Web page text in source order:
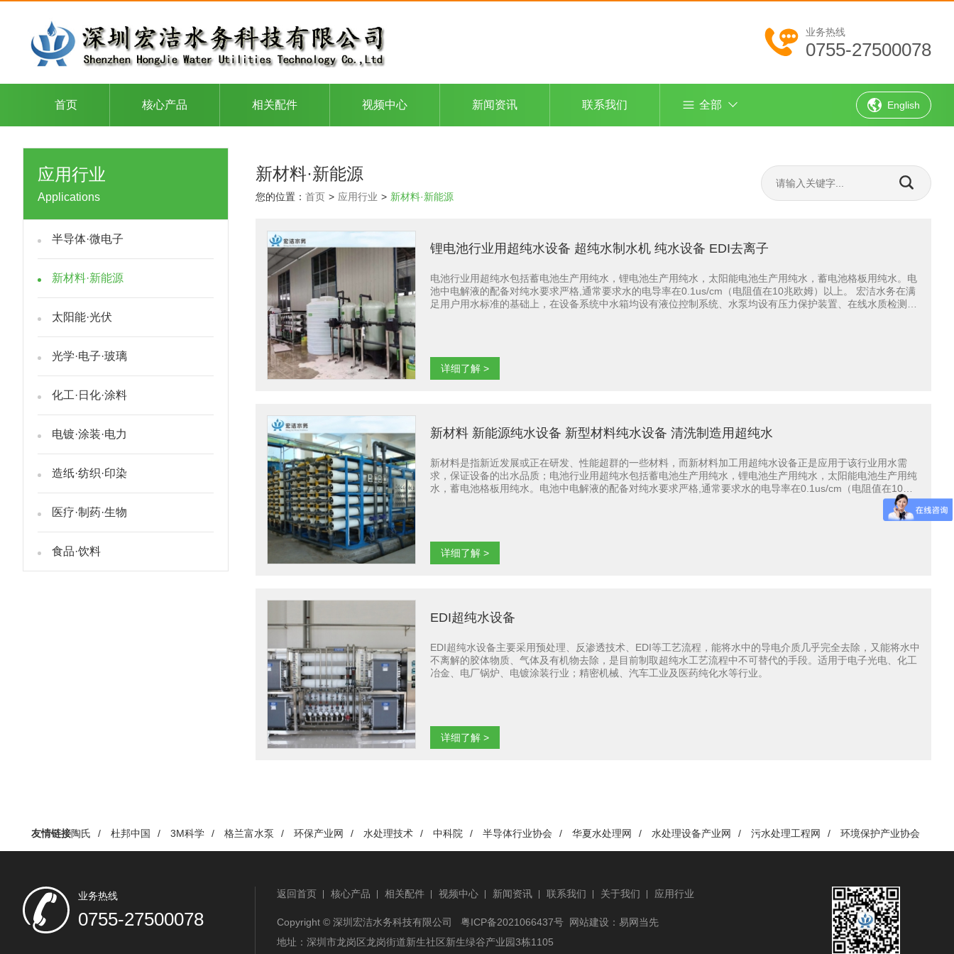
业务热线
0755-27500078
首页 核心产品 相关配件 视频中心 新闻资讯 联系我们 全部 English
应用行业
Applications
半导体·微电子
新材料·新能源
太阳能·光伏
光学·电子·玻璃
化工·日化·涂料
电镀·涂装·电力
造纸·纺织·印染
医疗·制药·生物
食品·饮料
新材料·新能源
您的位置： 首页 > 应用行业 > 新材料·新能源
锂电池行业用超纯水设备 超纯水制水机 纯水设备 EDI去离子
电池行业用超纯水包括蓄电池生产用纯水，锂电池生产用纯水，太阳能电池生产用纯水，蓄电池格板用纯水。电
池中电解液的配备对纯水要求严格,通常要求水的电导率在0.1us/cm（电阻值在10兆欧姆）以上。 宏洁水务在满
足用户用水标准的基础上，在设备系统中水箱均设有液位控制系统、水泵均设有压力保护装置、在线水质检测控
详细了解 >
新材料 新能源纯水设备 新型材料纯水设备 清洗制造用超纯水
新材料是指新近发展或正在研发、性能超群的一些材料，而新材料加工用超纯水设备正是应用于该行业用水需
求，保证设备的出水品质；电池行业用超纯水包括蓄电池生产用纯水，锂电池生产用纯水，太阳能电池生产用纯
水，蓄电池格板用纯水。电池中电解液的配备对纯水要求严格,通常要求水的电导率在0.1us/cm（电阻值在10兆
欧姆）以上。 宏洁水务在满足用户用水标准的基础上，在设备系统中水箱均设有液位控制系统、水泵均设有压...
详细了解 >
EDI超纯水设备
EDI超纯水设备主要采用预处理、反渗透技术、EDI等工艺流程，能将水中的导电介质几乎完全去除，又能将水中
不离解的胶体物质、气体及有机物去除，是目前制取超纯水工艺流程中不可替代的手段。适用于电子光电、化工
冶金、电厂锅炉、电镀涂装行业；精密机械、汽车工业及医药纯化水等行业。
详细了解 >
友情链接陶氏 / 杜邦中国 / 3M科学 / 格兰富水泵 / 环保产业网 / 水处理技术 / 中科院 / 半导体行业协会 / 华夏水处理网 / 水处理设备产业网 / 污水处理工程网 / 环境保护产业协会
业务热线
0755-27500078
返回首页 核心产品 相关配件 视频中心 新闻资讯 联系我们 关于我们 应用行业
Copyright © 深圳宏洁水务科技有限公司 粤ICP备2021066437号 网站建设 ： 易网当先
地址：深圳市龙岗区龙岗街道新生社区新生绿谷产业园3栋1105